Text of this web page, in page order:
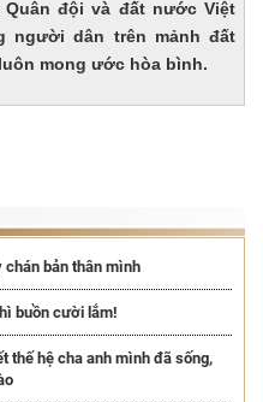
đội và đất nước Việt
người dân trên mảnh đất
mong ước hòa bình.
bản thân mình
buồn cười lắm!
thế hệ cha anh mình đã sống,